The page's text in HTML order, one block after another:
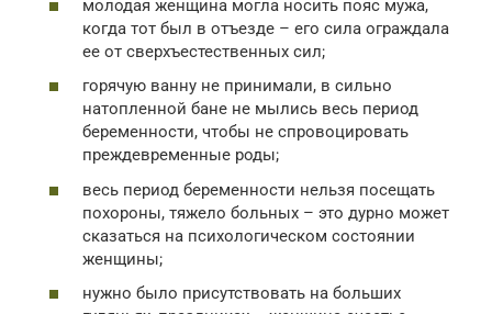
молодая женщина могла носить пояс мужа,
когда тот был в отъезде – его сила ограждала
ее от сверхъестественных сил;
горячую ванну не принимали, в сильно
натопленной бане не мылись весь период
беременности, чтобы не спровоцировать
преждевременные роды;
весь период беременности нельзя посещать
похороны, тяжело больных – это дурно может
сказаться на психологическом состоянии
женщины;
нужно было присутствовать на больших